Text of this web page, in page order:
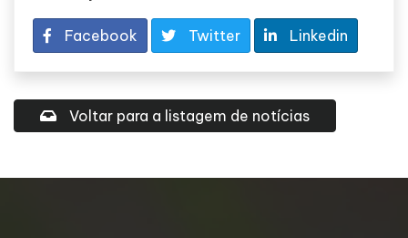
Facebook Twitter Linkedin
Voltar para a listagem de notícias